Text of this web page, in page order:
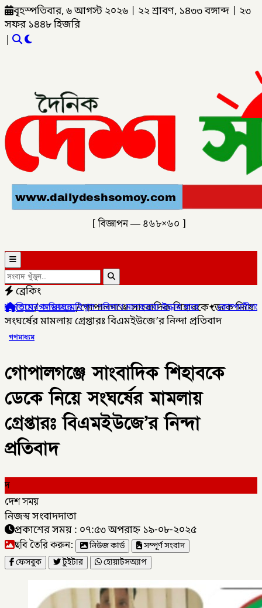
বৃহস্পতিবার, ৬ আগস্ট ২০২৬ ২২ শ্রাবণ, ১৪৩৩ বঙ্গাব্দ
২৩
সফর ১৪৪৮ হিজরি
|
[ বিজ্ঞাপন — ৪৬৮×৬০ ]
ব্রেকিং
বিপুল পরিমাণ মাদকদ্রব্য উদ্ধার করে✦কোম্পানীগঞ্জে জুলাই
হোম/গণমাধ্যম/গোপালগঞ্জে সাংবাদিক শিহাবকে ডেকে নিয়ে
সংঘর্ষের মামলায় গ্রেপ্তারঃ বিএমইউজে’র নিন্দা প্রতিবাদ
গণমাধ্যম
গোপালগঞ্জে সাংবাদিক শিহাবকে
ডেকে নিয়ে সংঘর্ষের মামলায়
গ্রেপ্তারঃ বিএমইউজে’র নিন্দা
প্রতিবাদ
দ
দেশ সময়
নিজস্ব সংবাদদাতা
প্রকাশের সময় : ০৭:৫৩ অপরাহ্ন ১৯-০৮-২০২৫
ছবি তৈরি করুন: নিউজ কার্ড
সম্পূর্ণ সংবাদ
ফেসবুক
টুইটার হোয়াটসঅ্যাপ